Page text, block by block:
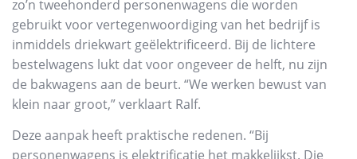
zo’n tweehonderd personenwagens die worden
gebruikt voor vertegenwoordiging van het bedrijf is
inmiddels driekwart geëlektrificeerd. Bij de lichtere
bestelwagens lukt dat voor ongeveer de helft, nu zijn
de bakwagens aan de beurt. “We werken bewust van
klein naar groot,” verklaart Ralf.
Deze aanpak heeft praktische redenen. “Bij
personenwagens is elektrificatie het makkelijkst. Die